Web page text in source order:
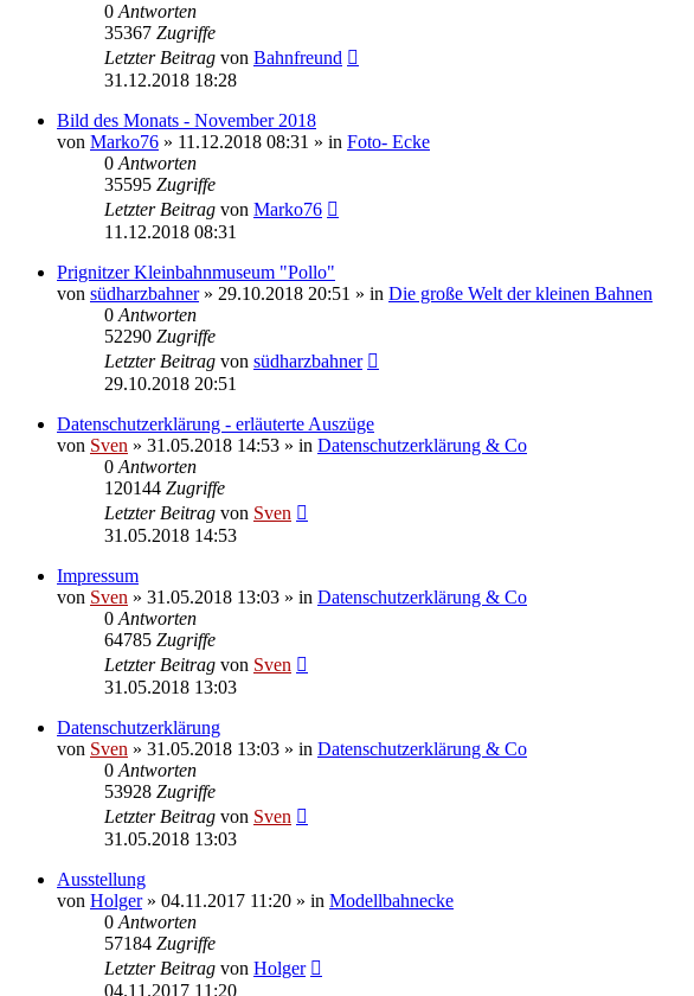
0 Antworten
35367 Zugriffe
Letzter Beitrag von Bahnfreund
31.12.2018 18:28
Bild des Monats - November 2018
von Marko76 » 11.12.2018 08:31 » in Foto- Ecke
0 Antworten
35595 Zugriffe
Letzter Beitrag von Marko76
11.12.2018 08:31
Prignitzer Kleinbahnmuseum "Pollo"
von südharzbahner» 29.10.2018 20:51 » in Die große Welt der kleinen Bahnen
0 Antworten
52290 Zugriffe
Letzter Beitrag von südharzbahner
29.10.2018 20:51
Datenschutzerklärung - erläuterte Auszüge
von Sven » 31.05.2018 14:53 » in Datenschutzerklärung & Co
0 Antworten
120144 Zugriffe
Letzter Beitrag von Sven
31.05.2018 14:53
Impressum
von Sven » 31.05.2018 13:03 » in Datenschutzerklärung & Co
0 Antworten
64785 Zugriffe
Letzter Beitrag von Sven
31.05.2018 13:03
Datenschutzerklärung
von Sven » 31.05.2018 13:03 » in Datenschutzerklärung & Co
0 Antworten
53928 Zugriffe
Letzter Beitrag von Sven
31.05.2018 13:03
Ausstellung
von Holger» 04.11.2017 11:20 » in Modellbahnecke
0 Antworten
57184 Zugriffe
Letzter Beitrag von Holger
04.11.2017 11:20